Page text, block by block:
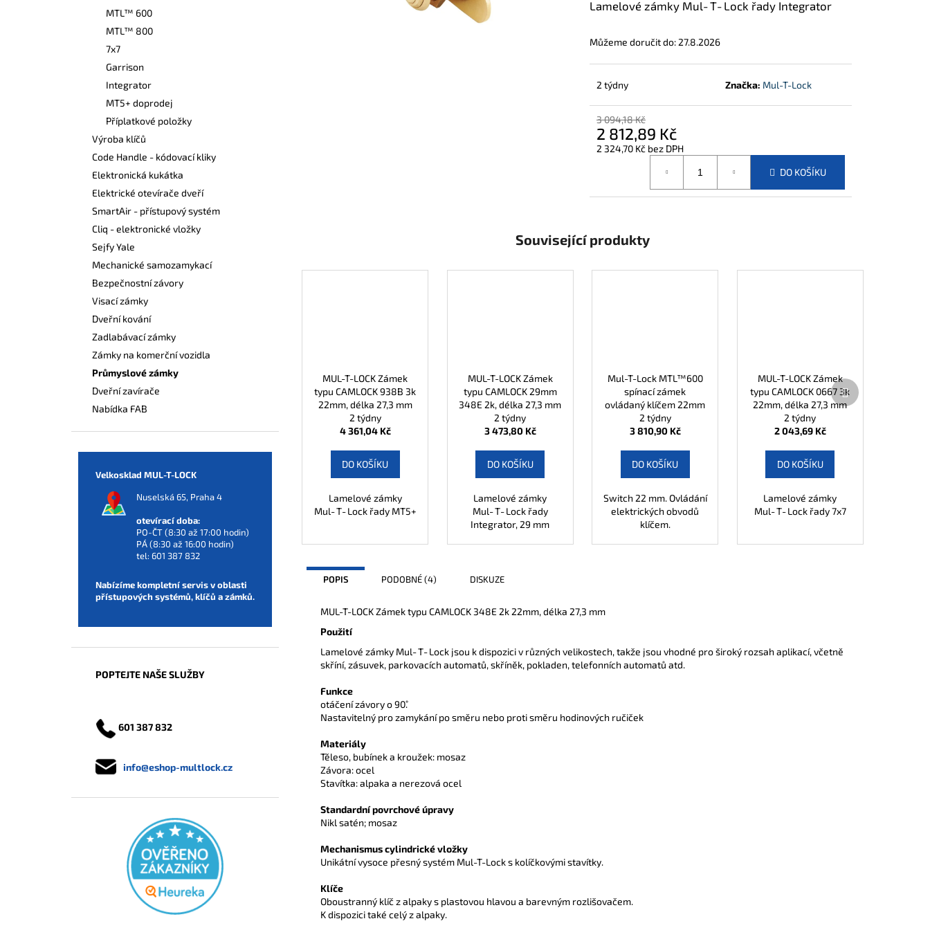
MTL™ 600
MTL™ 800
7x7
Garrison
Integrator
MT5+ doprodej
Příplatkové položky
Výroba klíčů
Code Handle - kódovací kliky
Elektronická kukátka
Elektrické otevírače dveří
SmartAir - přístupový systém
Cliq - elektronické vložky
Sejfy Yale
Mechanické samozamykací
Bezpečnostní závory
Visací zámky
Dveřní kování
Zadlabávací zámky
Zámky na komerční vozidla
Průmyslové zámky
Dveřní zavírače
Nabídka FAB
Velkosklad MUL-T-LOCK
Nuselská 65, Praha 4
otevírací doba:
PO-ČT (8:30 až 17:00 hodin)
PÁ (8:30 až 16:00 hodin)
tel: 601 387 832
Nabízíme kompletní servis v oblasti
přístupových systémů, klíčů a zámků.
POPTEJTE NAŠE SLUŽBY
601 387 832
info@eshop-multlock.cz
Lamelové zámky Mul‑T‑Lock řady Integrator
Můžeme doručit do: 27.8.2026
2 týdny Značka: Mul-T-Lock
3 094,18 Kč
2 812,89 Kč
2 324,70 Kč bez DPH
DO KOŠÍKU
Související produkty
MUL-T-LOCK Zámek
typu CAMLOCK 938B 3k
22mm, délka 27,3 mm
2 týdny
4 361,04 Kč
DO KOŠÍKU
Lamelové zámky
Mul‑T‑Lock řady MT5+
MUL-T-LOCK Zámek
typu CAMLOCK 29mm
348E 2k, délka 27,3 mm
2 týdny
3 473,80 Kč
DO KOŠÍKU
Lamelové zámky
Mul‑T‑Lock řady
Integrator, 29 mm
Mul-T-Lock MTL™600
spínací zámek
ovládaný klíčem 22mm
2 klíče
2 týdny
3 810,90 Kč
DO KOŠÍKU
Switch 22 mm. Ovládání
elektrických obvodů
klíčem.
MUL-T-LOCK Zámek
typu CAMLOCK 0667 3k
22mm, délka 27,3 mm
2 týdny
2 043,69 Kč
DO KOŠÍKU
Lamelové zámky
Mul‑T‑Lock řady 7x7
Další
produkt
POPIS PODOBNÉ (4) DISKUZE
MUL-T-LOCK Zámek typu CAMLOCK 348E 2k 22mm, délka 27,3 mm
Použití
Lamelové zámky Mul‑T‑Lock jsou k dispozici v různých velikostech, takže jsou vhodné pro široký rozsah aplikací, včetně
skříní, zásuvek, parkovacích automatů, skříněk, pokladen, telefonních automatů atd.
Funkce
otáčení závory o 90˚.
Nastavitelný pro zamykání po směru nebo proti směru hodinových ručiček
Materiály
Těleso, bubínek a kroužek: mosaz
Závora: ocel
Stavítka: alpaka a nerezová ocel
Standardní povrchové úpravy
Nikl satén; mosaz
Mechanismus cylindrické vložky
Unikátní vysoce přesný systém Mul-T-Lock s kolíčkovými stavítky.
Klíče
Oboustranný klíč z alpaky s plastovou hlavou a barevným rozlišovačem.
K dispozici také celý z alpaky.